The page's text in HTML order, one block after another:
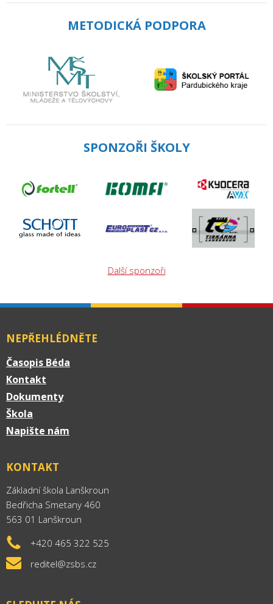
METODICKÁ PODPORA
SPONZOŘI ŠKOLY
Další sponzoři
NEPŘEHLÉDNĚTE
Časopis Béda
Kontakt
Dokumenty
Škola
Napište nám
KONTAKT
Základní škola Lanškroun
Bedřicha Smetany 460
563 01 Lanškroun
+420 465 322 525
reditel@zsbs.cz